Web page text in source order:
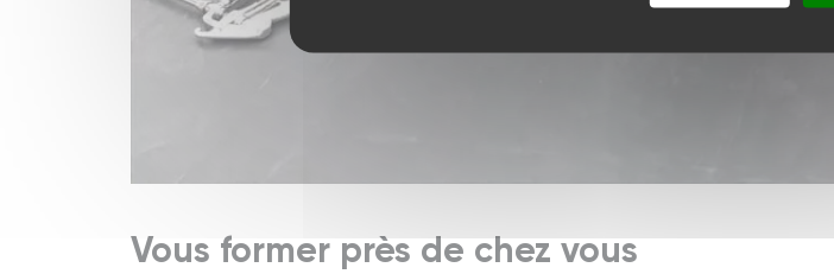
Vous former près de chez vous